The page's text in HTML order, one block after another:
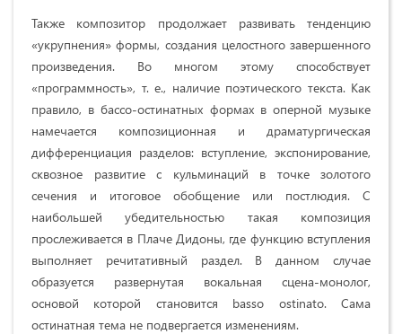
Также композитор продолжает развивать тенденцию
«укрупнения» формы, создания целостного завершенного
произведения. Во многом этому способствует
«программность», т. е., наличие поэтического текста. Как
правило, в бассо-остинатных формах в оперной музыке
намечается композиционная и драматургическая
дифференциация разделов: вступление, экспонирование,
сквозное развитие с кульминаций в точке золотого
сечения и итоговое обобщение или постлюдия. С
наибольшей убедительностью такая композиция
прослеживается в Плаче Дидоны, где функцию вступления
выполняет речитативный раздел. В данном случае
образуется развернутая вокальная сцена-монолог,
основой которой становится basso ostinato. Сама
остинатная тема не подвергается изменениям.